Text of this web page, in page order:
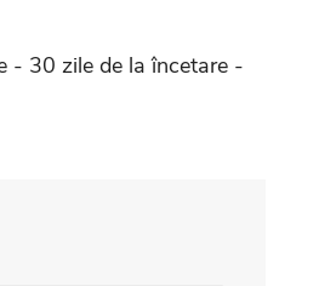
- 30 zile de la încetare -